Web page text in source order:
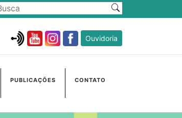
Ouvidoria
PUBLICAÇÕES CONTATO